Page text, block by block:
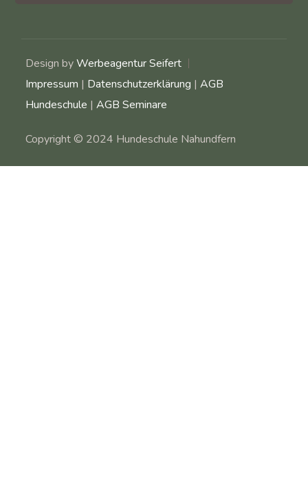
Design byWerbeagentur Seifert
Impressum | Datenschutzerklärung |AGB
Hundeschule |AGB Seminare
Copyright © 2024 Hundeschule Nahundfern